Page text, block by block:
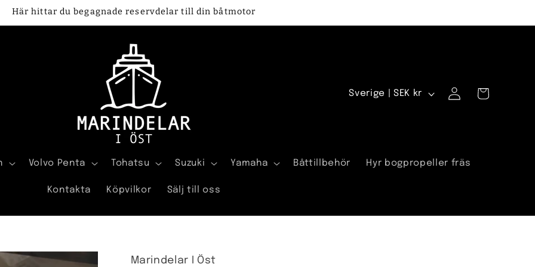
Här hittar du begagnade reservdelar till din båtmotor
Volvo Penta Tohatsu Suzuki Yamaha Båttillbehör Hyr bogpropeller fräs
Kontakta Köpvilkor Sälj till oss
L
/
e
Sverige | SEK kr
Logga
Varukorg
Marindelar I Öst